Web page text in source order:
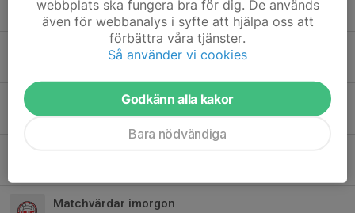
18 apr, 08:04 14
Spelarinventering nästa säsong
Lag avslutningen
27 mar, 10:55 0
Matchvärdar imorgon
webbplats ska fungera bra för dig. De används
även för webbanalys i syfte att hjälpa oss att
förbättra våra tjänster.
Så använder vi cookies
Godkänn alla kakor
Bara nödvändiga